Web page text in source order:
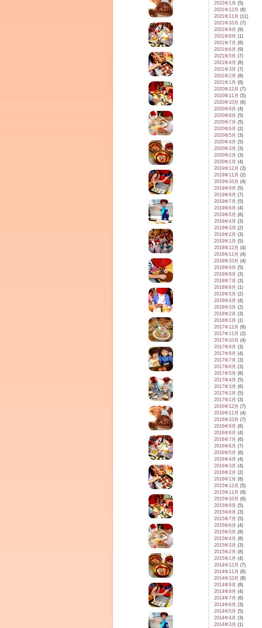
by CEDO)
2022年1月 (5)
2021年12月 (6)
2021年11月 (11)
2021年10月 (7)
2021年9月 (9)
2021年8月 (1)
2021年7月 (8)
2021年6月 (9)
2021年5月 (7)
2021年4月 (8)
2021年3月 (7)
2021年2月 (8)
2021年1月 (8)
2020年12月 (7)
2020年11月 (5)
2020年10月 (6)
2020年9月 (4)
2020年8月 (5)
2020年7月 (5)
2020年6月 (2)
2020年5月 (3)
2020年4月 (5)
2020年3月 (3)
2020年2月 (3)
2020年1月 (4)
2019年12月 (3)
2019年11月 (2)
2019年10月 (4)
2019年9月 (5)
2019年8月 (7)
2019年7月 (5)
2019年6月 (4)
2019年5月 (8)
2019年4月 (3)
2019年3月 (2)
2019年2月 (3)
2019年1月 (5)
2018年12月 (4)
2018年11月 (4)
2018年10月 (4)
2018年9月 (5)
2018年8月 (3)
2018年7月 (3)
2018年6月 (1)
2018年5月 (2)
2018年4月 (4)
2018年3月 (2)
2018年2月 (3)
2018年1月 (1)
2017年12月 (6)
2017年11月 (2)
2017年10月 (4)
2017年9月 (3)
2017年8月 (4)
2017年7月 (3)
2017年6月 (3)
2017年5月 (8)
2017年4月 (5)
2017年3月 (6)
2017年2月 (5)
2017年1月 (3)
2016年12月 (7)
2016年11月 (4)
2016年10月 (7)
2016年9月 (6)
2016年8月 (4)
2016年7月 (6)
2016年6月 (7)
2016年5月 (6)
2016年4月 (4)
2016年3月 (4)
2016年2月 (2)
2016年1月 (8)
2015年12月 (5)
2015年11月 (9)
2015年10月 (6)
2015年9月 (5)
2015年8月 (3)
2015年7月 (5)
2015年6月 (4)
2015年5月 (8)
2015年4月 (8)
2015年3月 (3)
2015年2月 (8)
2015年1月 (4)
2014年12月 (7)
2014年11月 (6)
2014年10月 (8)
2014年9月 (8)
2014年8月 (4)
2014年7月 (6)
2014年6月 (3)
2014年5月 (5)
2014年4月 (3)
2014年3月 (1)